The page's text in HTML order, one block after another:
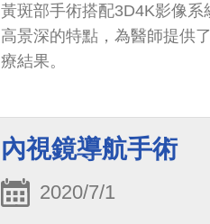
黃斑部手術搭配3D4K影像
高景深的特點，為醫師提供
療結果。
內視鏡導航手術
2020/7/1